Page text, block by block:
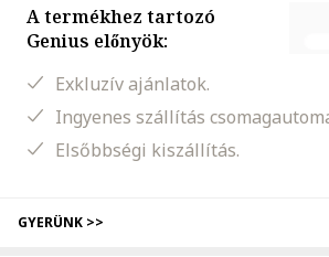
A termékhez tartozó
Genius előnyök:
Exkluzív ajánlatok.
Ingyenes szállítás
Elsőbbségi kiszállítás.
GYERÜNK >>